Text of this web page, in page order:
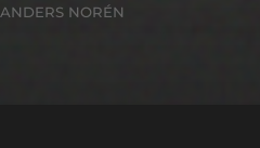
ANDERS NORÉN